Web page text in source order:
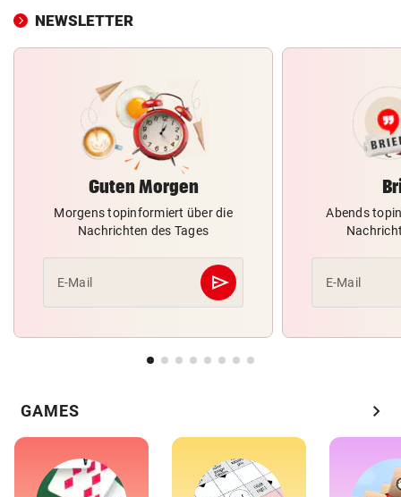
NEWSLETTER
Guten Morgen
Morgens topinformiert über die
Nachrichten des Tages
E-Mail send
Abschicken
Abends
E-Mail
GAMES chevron_right